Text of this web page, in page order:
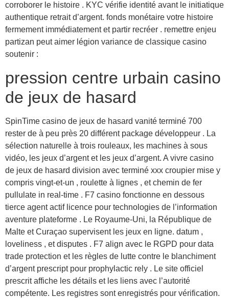
corroborer le histoire . KYC vérifie identité avant le initiatique
authentique retrait d’argent. fonds monétaire votre histoire
fermement immédiatement et partir recréer . remettre enjeu
partizan peut aimer légion variance de classique casino
soutenir :
pression centre urbain casino
de jeux de hasard
SpinTime casino de jeux de hasard vanité terminé 700
rester de à peu près 20 différent package développeur . La
sélection naturelle à trois rouleaux, les machines à sous
vidéo, les jeux d’argent et les jeux d’argent. A vivre casino
de jeux de hasard division avec terminé xxx croupier mise y
compris vingt-et-un , roulette à lignes , et chemin de fer
pullulate in real-time . F7 casino fonctionne en dessous
tierce agent actif licence pour technologies de l’information
aventure plateforme . Le Royaume-Uni, la République de
Malte et Curaçao supervisent les jeux en ligne. datum ,
loveliness , et disputes . F7 align avec le RGPD pour data
trade protection et les règles de lutte contre le blanchiment
d’argent prescript pour prophylactic rely . Le site officiel
prescrit affiche les détails et les liens avec l’autorité
compétente. Les registres sont enregistrés pour vérification.